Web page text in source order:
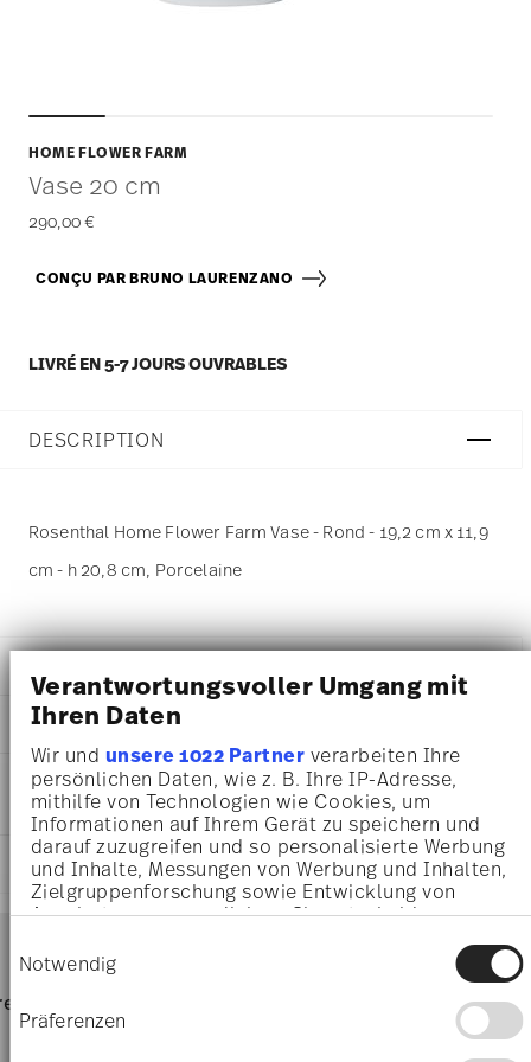
Verantwortungsvoller Umgang mit
Ihren Daten
Wir und unsere 1022 Partnerverarbeiten Ihre
persönlichen Daten, wie z. B. Ihre IP-Adresse,
mithilfe von Technologien wie Cookies, um
Informationen auf Ihrem Gerät zu speichern und
darauf zuzugreifen und so personalisierte Werbung
und Inhalte, Messungen von Werbung und Inhalten,
Zielgruppenforschung sowie Entwicklung von
Angeboten zu ermöglichen. Sie entscheiden
Sie können Ihre Einwilligung jederzeit über die
Cookie-Erklärung oder durch Klicken auf das
Privacy Trigger Symbol ändern oder widerrufen
Notwendig
Präferenzen
HOME FLOWER FARM
Vase 20 cm
290,00 €
CONÇU PAR BRUNO LAURENZANO
LIVRÉ EN 5-7 JOURS OUVRABLES
DESCRIPTION
Rosenthal Home Flower Farm Vase - Rond - 19,2 cm x 11,9
cm - h 20,8 cm, Porcelaine
Rosenthal
Flower Farm
Porcelaine
Flower Farm
13584-426387-26020
4012438593371
DE
2026
DIMENSIONS
19,20 cm
11,90 cm
20,80 cm
960 gr
29,20 cm
23,00 cm
4,80 cm
INSTRUCTIONS D'ENTRETIEN ET DE
SÉCURITÉ
EXPÉDITION ET RETOURS
d'expédition & durée de livraison
Services